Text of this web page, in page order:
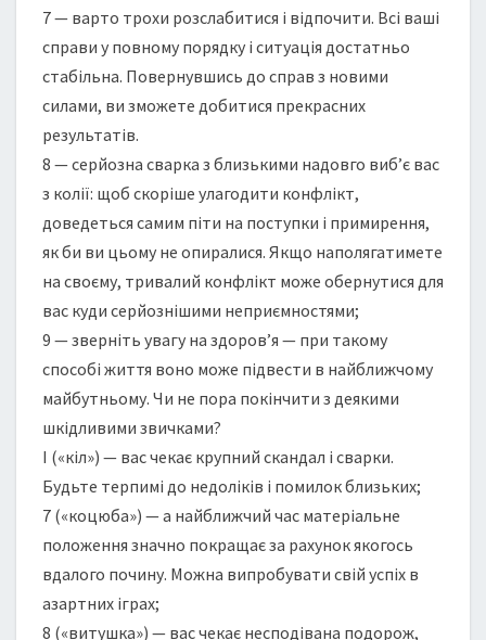
7 — варто трохи розслабитися і відпочити. Всі ваші
справи у повному порядку і ситуація достатньо
стабільна. Повернувшись до справ з новими
силами, ви зможете добитися прекрасних
результатів.
8 — серйозна сварка з близькими надовго виб’є вас
з колії: щоб скоріше улагодити конфлікт,
доведеться самим піти на поступки і примирення,
як би ви цьому не опиралися. Якщо наполягатимете
на своєму, тривалий конфлікт може обернутися для
вас куди серйознішими неприємностями;
9 — зверніть увагу на здоров’я — при такому
способі життя воно може підвести в найближчому
майбутньому. Чи не пора покінчити з деякими
шкідливими звичками?
I («кіл») — вас чекає крупний скандал і сварки.
Будьте терпимі до недоліків і помилок близьких;
7 («коцюба») — а найближчий час матеріальне
положення значно покращає за рахунок якогось
вдалого почину. Можна випробувати свій успіх в
азартних іграх;
8 («витушка») — вас чекає несподівана подорож,